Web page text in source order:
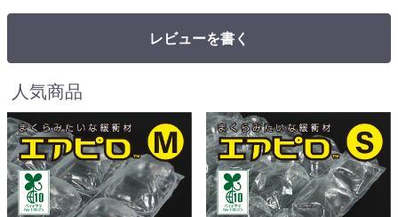
レビューを書く
人気商品